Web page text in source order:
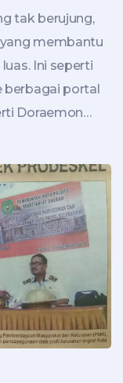
tak berujung,
membantu
Ini seperti
berbagai portal
Doraemon
pada teman
membuat
dalam mencari
Google
dan mulailah